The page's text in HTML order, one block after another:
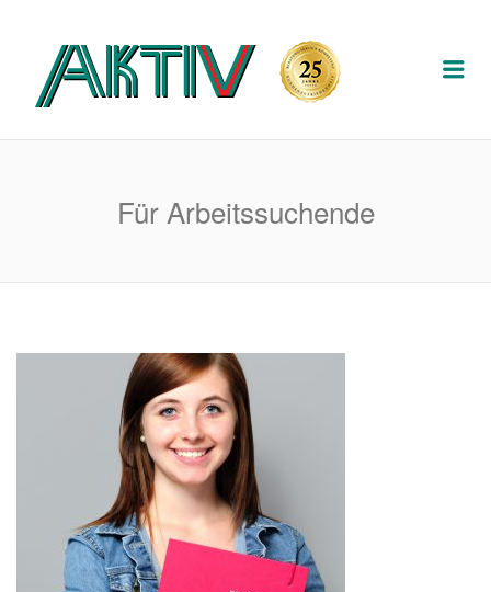
Für Arbeitssuchende